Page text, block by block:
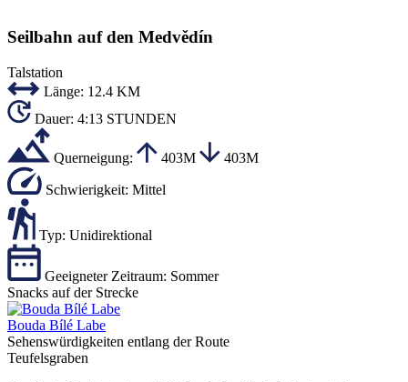
Seilbahn auf den Medvědín
Talstation
Länge: 12.4 KM
Dauer: 4:13 STUNDEN
Querneigung: 403M 403M
Schwierigkeit: Mittel
Typ: Unidirektional
Geeigneter Zeitraum: Sommer
Snacks auf der Strecke
Bouda Bílé Labe
Sehenswürdigkeiten entlang der Route
Teufelsgraben